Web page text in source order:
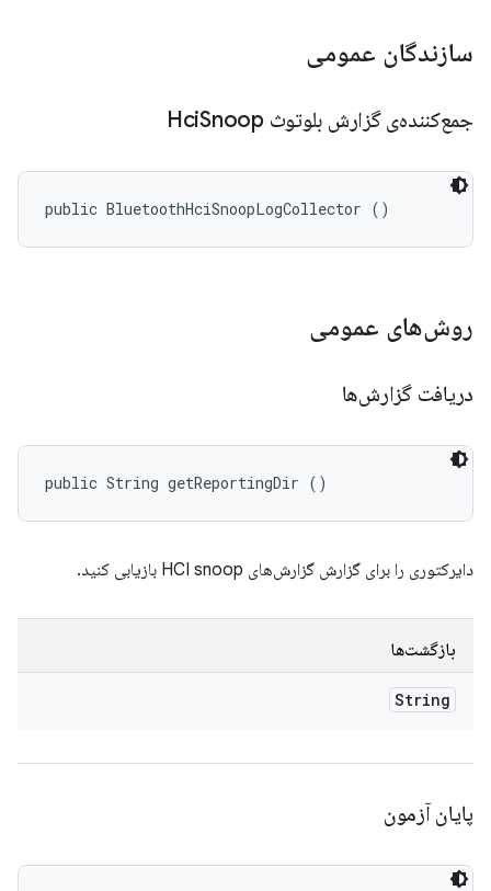
سازندگان عمومی
جمع‌کننده‌ی گزارش بلوتوث HciSnoop
public BluetoothHciSnoopLogCollector ()
روش‌های عمومی
دریافت گزارش‌ها
public String getReportingDir ()
دایرکتوری را برای گزارش گزارش‌های HCI snoop بازیابی کنید.
بازگشت‌ها
String
پایان آزمون